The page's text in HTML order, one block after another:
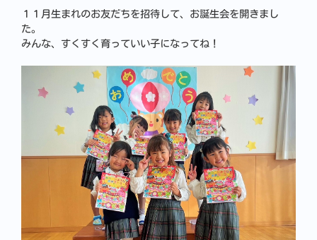
１１月生まれのお友だちを招待して、お誕生会を開きまし
た。
みんな、すくすく育っていい子になってね！